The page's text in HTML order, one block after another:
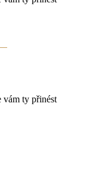
vám ty přinést